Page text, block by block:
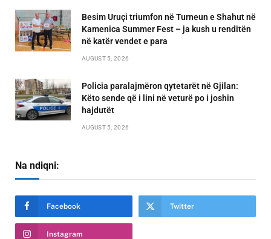
Besim Uruçi triumfon në Turneun e Shahut në
Kamenica Summer Fest – ja kush u renditën
në katër vendet e para
AUGUST 5, 2026
Policia paralajmëron qytetarët në Gjilan:
Këto sende që i lini në veturë po i joshin
hajdutët
AUGUST 5, 2026
Na ndiqni:
Facebook Twitter
Instagram